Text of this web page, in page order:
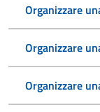
Organizzare
Organizzare
Organizzare